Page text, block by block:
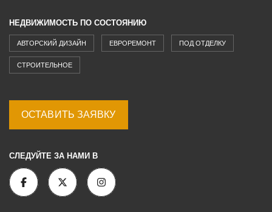
НЕДВИЖИМОСТЬ ПО СОСТОЯНИЮ
АВТОРСКИЙ ДИЗАЙН ЕВРОРЕМОНТ ПОД ОТДЕЛКУ
СТРОИТЕЛЬНОЕ
ОСТАВИТЬ ЗАЯВКУ
СЛЕДУЙТЕ ЗА НАМИ В